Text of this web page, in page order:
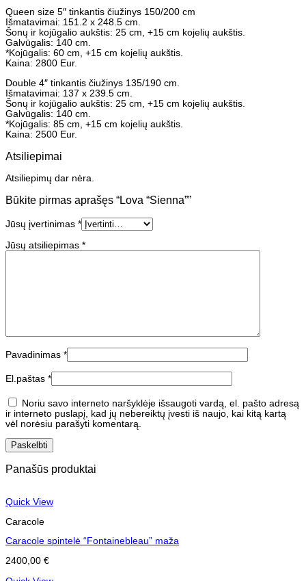
Queen size 5″ tinkantis čiužinys 150/200 cm
Išmatavimai: 151.2 x 248.5 cm.
Šonų ir kojūgalio aukštis: 25 cm, +15 cm kojelių aukštis.
Galvūgalis: 140 cm.
*Kojūgalis: 60 cm, +15 cm kojelių aukštis.
Kaina: 2800 Eur.
Double 4″ tinkantis čiužinys 135/190 cm.
Išmatavimai: 137 x 239.5 cm.
Šonų ir kojūgalio aukštis: 25 cm, +15 cm kojelių aukštis.
Galvūgalis: 140 cm.
*Kojūgalis: 85 cm, +15 cm kojelių aukštis.
Kaina: 2500 Eur.
Atsiliepimai
Atsiliepimų dar nėra.
Būkite pirmas aprašęs “Lova “Sienna””
Jūsų įvertinimas *
Jūsų atsiliepimas *
Pavadinimas *
El.paštas *
Noriu savo interneto naršyklėje išsaugoti vardą, el. pašto adresą
ir interneto puslapį, kad jų nebereiktų įvesti iš naujo, kai kitą kartą
vėl norėsiu parašyti komentarą.
Panašūs produktai
Quick View
Caracole
Caracole spintelė “Fontainebleau” maža
2400,00 €